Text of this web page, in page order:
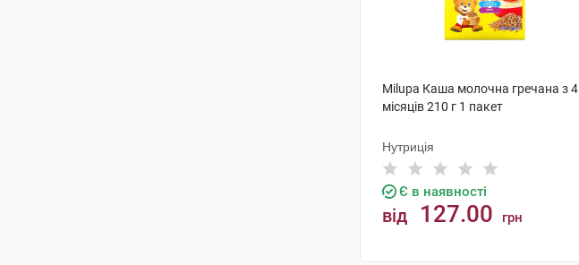
Milupa Каша молочна гречана з 4
місяців 210 г 1 пакет
Нутриція
Є в наявності
від 127.00 грн